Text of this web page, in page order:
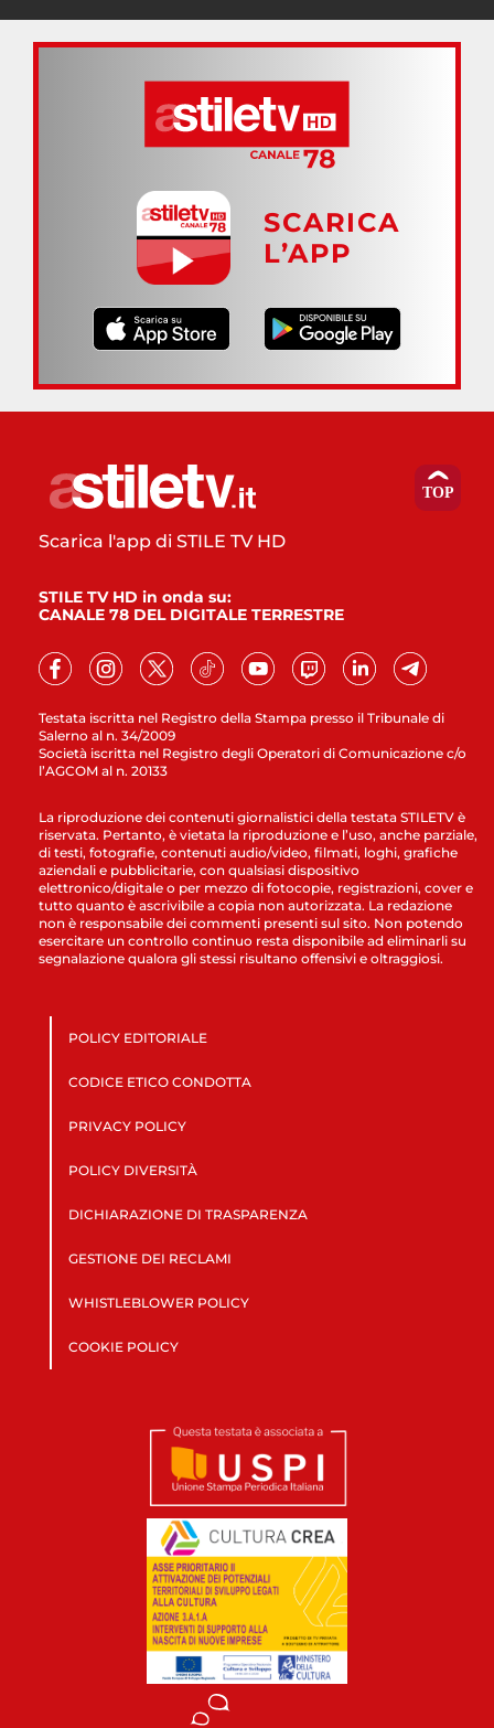
SCARICA
L’APP
Testata iscritta nel Registro della Stampa presso il Tribunale di
Salerno al n. 34/2009
Società iscritta nel Registro degli Operatori di Comunicazione c/o
l’AGCOM al n. 20133
Scarica l'app di STILE TV HD
STILE TV HD in onda su:
CANALE 78 DEL DIGITALE TERRESTRE
La riproduzione dei contenuti giornalistici della testata STILETV è
riservata. Pertanto, è vietata la riproduzione e l’uso, anche parziale,
di testi, fotografie, contenuti audio/video, filmati, loghi, grafiche
aziendali e pubblicitarie, con qualsiasi dispositivo
elettronico/digitale o per mezzo di fotocopie, registrazioni, cover e
tutto quanto è ascrivibile a copia non autorizzata. La redazione
non è responsabile dei commenti presenti sul sito. Non potendo
esercitare un controllo continuo resta disponibile ad eliminarli su
segnalazione qualora gli stessi risultano offensivi e oltraggiosi.
POLICY EDITORIALE
CODICE ETICO CONDOTTA
PRIVACY POLICY
POLICY DIVERSITÀ
DICHIARAZIONE DI TRASPARENZA
GESTIONE DEI RECLAMI
WHISTLEBLOWER POLICY
COOKIE POLICY